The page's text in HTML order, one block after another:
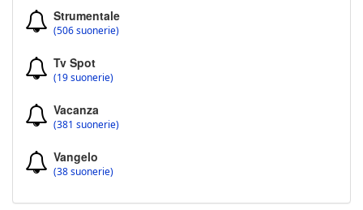
Strumentale
(506 suonerie)
Tv Spot
(19 suonerie)
Vacanza
(381 suonerie)
Vangelo
(38 suonerie)